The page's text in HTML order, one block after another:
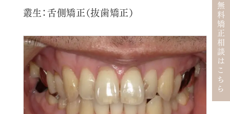
叢生：舌側矯正（抜歯矯正） 無料矯正相談はこちら